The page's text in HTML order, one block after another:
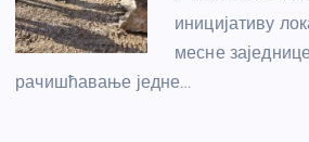
иницијативу
месне
рачишћавање једне…